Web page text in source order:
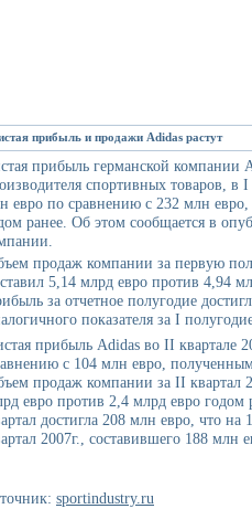
прибыль и продажи Adidas растут
прибыль германской компании
спортивных товаров, в
евро по сравнению с 232 млн
ранее. Об этом сообщается в
продаж компании за первую
5,14 млрд евро против 4,94
за отчетное полугодие
показателя за I
прибыль Adidas во II квартале
с 104 млн евро,
продаж компании за II квартал
евро против 2,4 млрд евро
достигла 208 млн евро, что на
2007г., составившего 188 млн
sportindustry.ru